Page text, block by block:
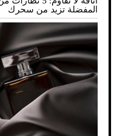
المفضلة تزيد من سحرك